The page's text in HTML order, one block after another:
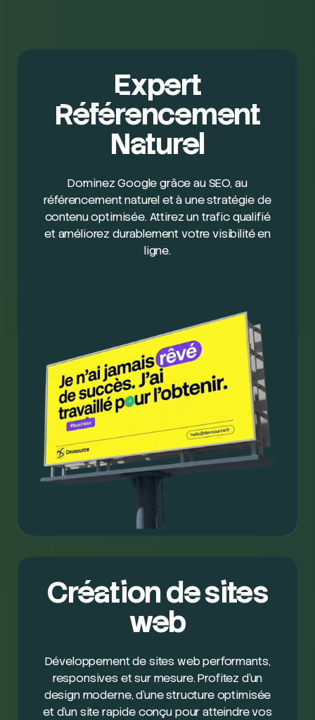
Expert
Référencement
Naturel
Dominez Google grâce au SEO, au
référencement naturel et à une stratégie de
contenu optimisée. Attirez un trafic qualifié
et améliorez durablement votre visibilité en
ligne.
Création de sites
web
Développement de sites web performants,
responsives et sur mesure. Profitez d’un
design moderne, d’une structure optimisée
et d’un site rapide conçu pour atteindre vos